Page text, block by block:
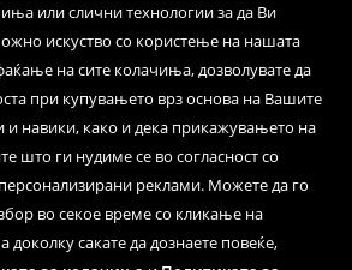
или слични технологии за да Ви
искуство со користење на нашата
на сите колачиња, дозволувате да
при купувањето врз основа на Вашите
и навики, како и дека прикажувањето на
што ги нудиме се во согласност со
реклами. Можете да го
во секое време со кликање на
доколку сакате да дознаете повеќе,
на артиклите, тоа може да го
продавници. Исто така,
го вратите со начинот на
избор (трошокот и одговорноста
сносите вие).